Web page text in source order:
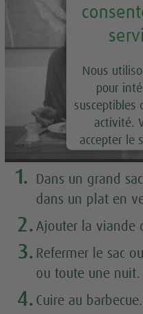
Nous
pour
susceptibles
activité.
accepter le
1.
Dans un grand
dans un plat en
2. Ajouter la viande
3. Refermer le sac
ou toute une nuit.
4. Cuire au barbecue.